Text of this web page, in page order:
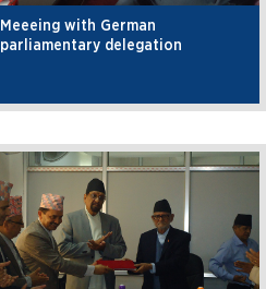
Meeeing with German
parliamentary delegation